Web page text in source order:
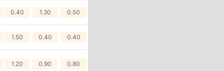
0.40 1.30 0.50
1.50 0.40 0.40
1.20 0.90 0.80